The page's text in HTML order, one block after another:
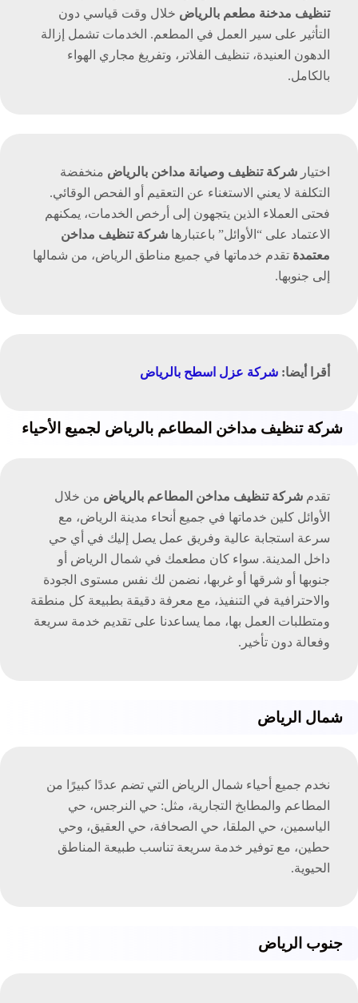
تنظيف مدخنة مطعم بالرياض خلال وقت قياسي دون
التأثير على سير العمل في المطعم. الخدمات تشمل إزالة
الدهون العنيدة، تنظيف الفلاتر، وتفريغ مجاري الهواء
بالكامل.
اختيار شركة تنظيف وصيانة مداخن بالرياض منخفضة
التكلفة لا يعني الاستغناء عن التعقيم أو الفحص الوقائي.
فحتى العملاء الذين يتجهون إلى أرخص الخدمات، يمكنهم
الاعتماد على “الأوائل” باعتبارها شركة تنظيف مداخن
معتمدة تقدم خدماتها في جميع مناطق الرياض، من شمالها
إلى جنوبها.
أقرا أيضا: شركة عزل اسطح بالرياض
شركة تنظيف مداخن المطاعم بالرياض لجميع الأحياء
تقدم شركة تنظيف مداخن المطاعم بالرياض من خلال
الأوائل كلين خدماتها في جميع أنحاء مدينة الرياض، مع
سرعة استجابة عالية وفريق عمل يصل إليك في أي حي
داخل المدينة. سواء كان مطعمك في شمال الرياض أو
جنوبها أو شرقها أو غربها، نضمن لك نفس مستوى الجودة
والاحترافية في التنفيذ، مع معرفة دقيقة بطبيعة كل منطقة
ومتطلبات العمل بها، مما يساعدنا على تقديم خدمة سريعة
وفعالة دون تأخير.
شمال الرياض
نخدم جميع أحياء شمال الرياض التي تضم عددًا كبيرًا من
المطاعم والمطابخ التجارية، مثل: حي النرجس، حي
الياسمين، حي الملقا، حي الصحافة، حي العقيق، وحي
حطين، مع توفير خدمة سريعة تناسب طبيعة المناطق
الحيوية.
جنوب الرياض